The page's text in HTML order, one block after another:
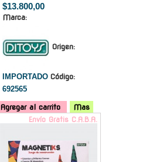
$13.800,00
Marca:
Origen:
IMPORTADO Código:
692565
Agregar al carrito
Mas
Envío Gratis C.A.B.A.